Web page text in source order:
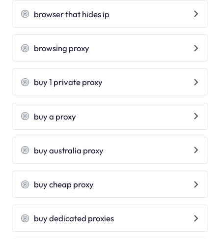
browser that hides ip
browsing proxy
buy 1 private proxy
buy a proxy
buy australia proxy
buy cheap proxy
buy dedicated proxies